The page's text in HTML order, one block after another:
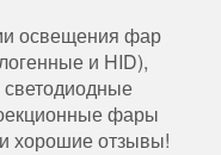
освещения фар
и HID),
фары
хорошие отзывы!